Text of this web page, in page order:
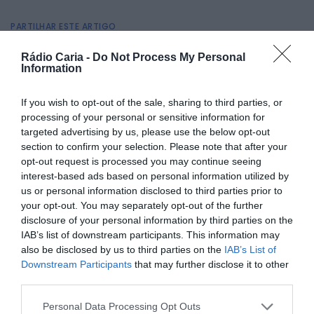
Rádio Caria - Do Not Process My Personal
Information
If you wish to opt-out of the sale, sharing to third parties, or
processing of your personal or sensitive information for
targeted advertising by us, please use the below opt-out
section to confirm your selection. Please note that after your
opt-out request is processed you may continue seeing
interest-based ads based on personal information utilized by
us or personal information disclosed to third parties prior to
your opt-out. You may separately opt-out of the further
disclosure of your personal information by third parties on the
IAB’s list of downstream participants. This information may
also be disclosed by us to third parties on the IAB’s List of
Downstream Participants that may further disclose it to other
Personal Data Processing Opt Outs
O Município do Fundão vai disponibilizar transportes para a
Festa da Cereja em Alcongosta, que decorrerá entre os
dias6 e 8 de junho de 2025. Esta é uma oportunidade para
os visitantes desfrutarem do evento sem preocupações
com o estacionamento.
Os autocarros terão partidas do Fundão e de Alcongosta,
com horários adaptados aos dias da festa:
Partidas do Fundão:
PARTILHAR ESTE ARTIGO
Facebook
Mastodon
Email
Share